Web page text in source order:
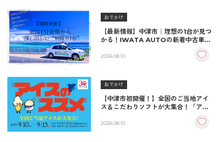
おでかけ
【最新情報】中津市｜理想の1台が見つ
かる！IWATA AUTOの新着中古車＆
2026.08.10
おでかけ
【中津市初開催！】全国のご当地アイ
ス＆こだわりソフトが大集合！「アイ
2026.08.10